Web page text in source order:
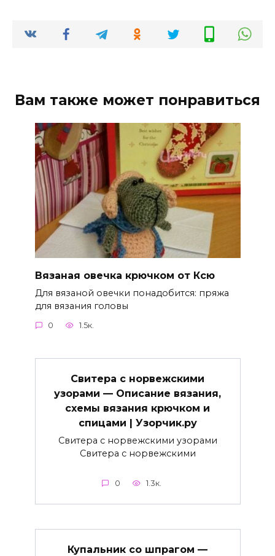
Вам также может понравиться
Вязаная овечка крючком от Ксю
Для вязаной овечки понадобится: пряжа
для вязания головы
0 1.5к.
Свитера с норвежскими
узорами — Описание вязания,
схемы вязания крючком и
спицами | Узорчик.ру
Свитера с норвежскими узорами
Свитера с норвежскими
0 1.3к.
Купальник со шпрагом —